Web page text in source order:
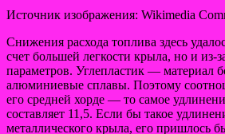
Источник изображения: Wikimedia
Снижения расхода топлива здесь
счет большей легкости крыла, но и из-
параметров. Углепластик — материал
алюминиевые сплавы. Поэтому
его средней хорде — то самое
составляет 11,5. Если бы такое
металлического крыла, его пришлось